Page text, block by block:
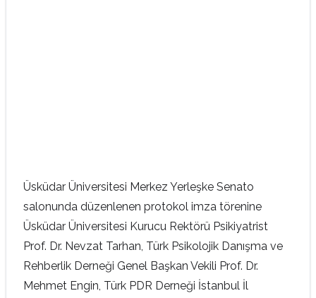
Üsküdar Üniversitesi Merkez Yerleşke Senato
salonunda düzenlenen protokol imza törenine
Üsküdar Üniversitesi Kurucu Rektörü Psikiyatrist
Prof. Dr. Nevzat Tarhan, Türk Psikolojik Danışma ve
Rehberlik Derneği Genel Başkan Vekili Prof. Dr.
Mehmet Engin, Türk PDR Derneği İstanbul İl